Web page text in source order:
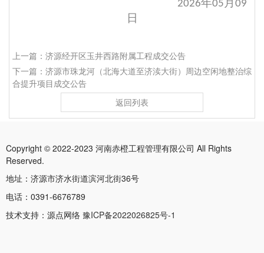
2026年05 月 09
日
上一篇：济源经开区玉井西路附属工程成交公告
下一篇：济源市珠龙河（北海大道至济渎大街）周边空闲地整治综
合提升项目成交公告
返回列表
Copyright © 2022-2023 河南赤橙工程管理有限公司 All Rights
Reserved.
地址：济源市济水街道滨河北街36号
电话：0391-6676789
技术支持：源点网络 豫ICP备2022026825号-1